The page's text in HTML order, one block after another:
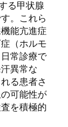
る甲状腺
。これら
能亢進症
（ホルモ
常診療で
異常な
る患者さ
可能性が
を積極的